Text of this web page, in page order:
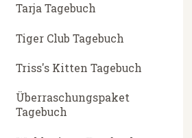
Tarja Tagebuch
Tiger Club Tagebuch
Triss's Kitten Tagebuch
Überraschungspaket
Tagebuch